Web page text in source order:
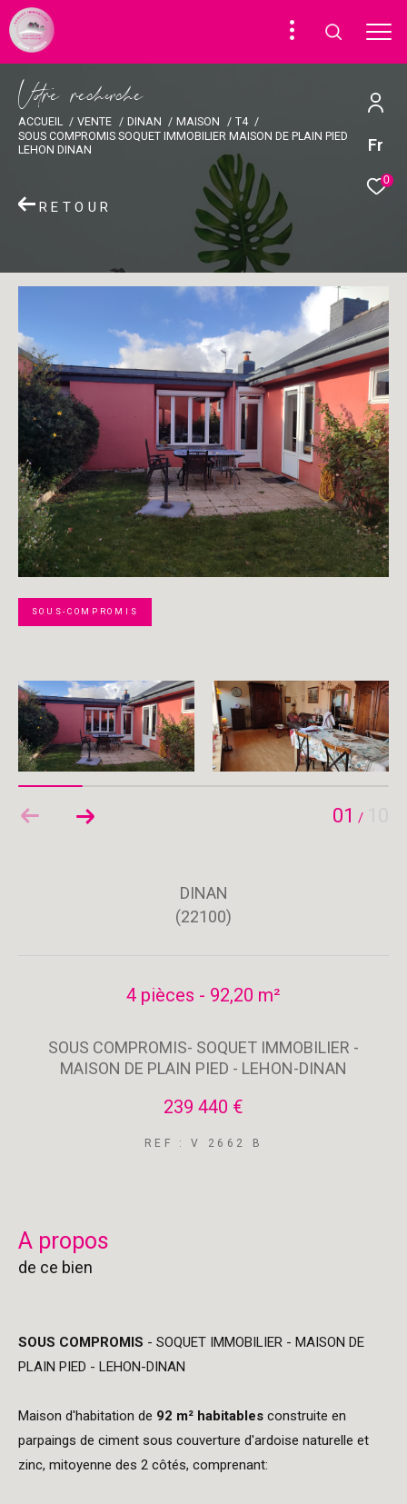
Fr
0
Vore recece
ACCUEIL VENTE DINAN MAISON
T4
SOUS COMPROMIS SOQUET IMMOBILIER MAISON DE PLAIN PIED
LEHON DINAN
RETOUR
SOUS-COMPROMIS
01 /
DINAN
(22100)
4 pièces - 92,20 m²
SOUS COMPROMIS- SOQUET IMMOBILIER -
MAISON DE PLAIN PIED - LEHON-DINAN
239 440 €
REF : V 2662 B
a propos
de ce bien
SOUS COMPROMIS - SOQUET IMMOBILIER - MAISON DE
PLAIN PIED - LEHON-DINAN
Maison d'habitation de 92 m² habitables construite en
parpaings de ciment sous couverture d'ardoise naturelle et
zinc, mitoyenne des 2 côtés, comprenant: